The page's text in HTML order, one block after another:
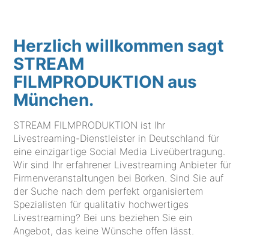
Herzlich willkommen sagt
STREAM
FILMPRODUKTION aus
München.
STREAM FILMPRODUKTION ist Ihr
Livestreaming-Dienstleister in Deutschland für
eine einzigartige Social Media Liveübertragung.
Wir sind Ihr erfahrener Livestreaming Anbieter für
Firmenveranstaltungen bei Borken. Sind Sie auf
der Suche nach dem perfekt organisiertem
Spezialisten für qualitativ hochwertiges
Livestreaming? Bei uns beziehen Sie ein
Angebot, das keine Wünsche offen lässt.